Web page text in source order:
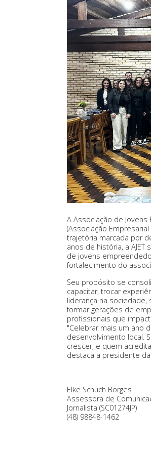
A Associação de Jovens
(Associação
trajetória marcada por
anos de história, a
de jovens
fortalecimento do
Seu propósito se
capacitar, trocar
liderança na
formar gerações de
profissionais que
"Celebrar mais um ano
desenvolvimento local.
crescer, e quem
destaca a presidente
Elke Schuch Borges
Assessora de
Jornalista (SC01274JP)
(48) 98848-1462